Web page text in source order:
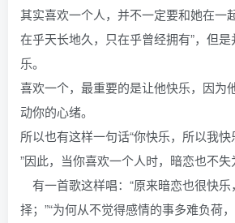
其实喜欢一个人，并不一定要和她在一
在乎天长地久，只在乎曾经拥有”，但
乐。
喜欢一个，最重要的是让他快乐，因为
动你的心绪。
所以也有这样一句话“你快乐，所以我快
”因此，当你喜欢一个人时，暗恋也不失
有一首歌这样唱：“原来暗恋也很快
择；”“为何从不觉得感情的事多难负荷